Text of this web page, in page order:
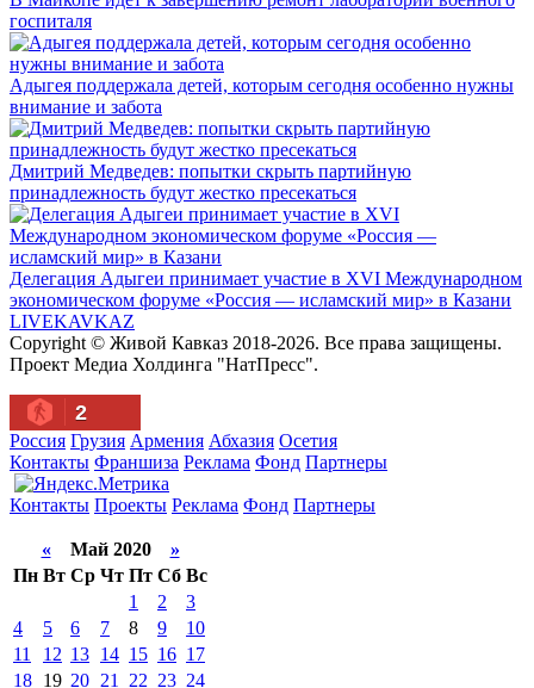
госпиталя
Адыгея поддержала детей, которым сегодня особенно нужны
внимание и забота
Дмитрий Медведев: попытки скрыть партийную
принадлежность будут жестко пресекаться
Делегация Адыгеи принимает участие в XVI Международном
экономическом форуме «Россия — исламский мир» в Казани
LIVEKAVKAZ
Copyright © Живой Кавказ 2018-2026. Все права защищены.
Проект Медиа Холдинга "НатПресс".
2
Россия Грузия Армения Абхазия Осетия
Контакты Франшиза Реклама Фонд Партнеры
Контакты Проекты Реклама Фонд Партнеры
«Май 2020 »
Пн Вт Ср Чт Пт Сб Вс
1
2
3
4
5 6 7 8 9
10
11
12 13 14 15 16 17
18 19 20 21 22 23 24